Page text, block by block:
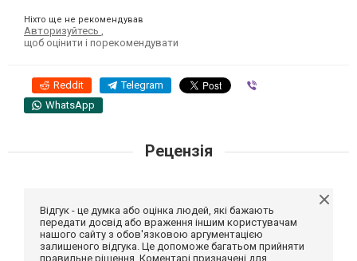
Ніхто ще не рекомендував
Авторизуйтесь ,
щоб оцінити і порекомендувати
Reddit Telegram
WhatsApp
Рецензія
Відгук - це думка або оцінка людей, які бажають
передати досвід або враження іншим користувачам
нашого сайту з обов'язковою аргументацією
залишеного відгука. Це допоможе багатьом прийняти
правильне рішення. Коментарі призначені для